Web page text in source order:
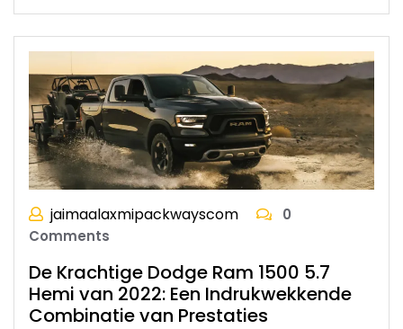
jaimaalaxmipackwayscom
0
Comments
De Krachtige Dodge Ram 1500 5.7
Hemi van 2022: Een Indrukwekkende
Combinatie van Prestaties